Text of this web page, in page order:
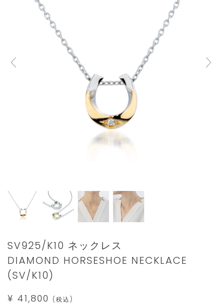
Details
https://www.star-
jewelry.com/2SN1661.html
SV925/K10 ネックレス
DIAMOND HORSESHOE NECKLACE
(SV/K10)
¥ 41,800
(税込)